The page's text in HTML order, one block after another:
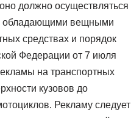
должно осуществляться
обладающими вещными
средствах и порядок
Федерации от 7 июля
на транспортных
кузовов до
Рекламу следует